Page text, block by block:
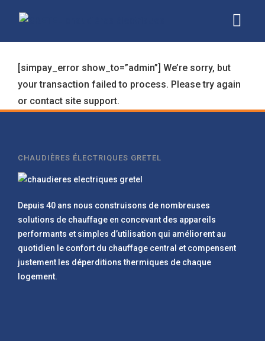
[simpay_error show_to=”admin”] We’re sorry, but
your transaction failed to process. Please try again
or contact site support.
CHAUDIÈRES ÉLECTRIQUES GRETEL
Depuis 40 ans nous construisons de nombreuses
solutions de chauffage en concevant des appareils
performants et simples d’utilisation qui améliorent au
quotidien le confort du chauffage central et compensent
justement les déperditions thermiques de chaque
logement.